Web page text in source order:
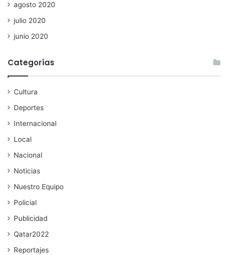
agosto 2020
julio 2020
junio 2020
Categorías
Cultura
Deportes
Internacional
Local
Nacional
Noticias
Nuestro Equipo
Policial
Publicidad
Qatar2022
Reportajes